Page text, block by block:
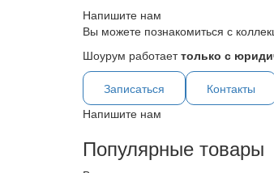
Напишите нам
Вы можете познакомиться с
Шоурум работаеттолько с
Записаться
Контакты
Напишите нам
Популярные товары